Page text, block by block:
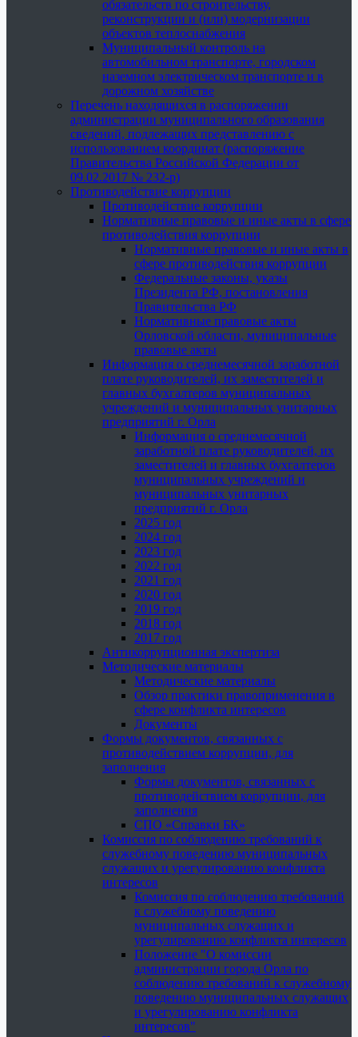
обязательств по строительству,
реконструкции и (или) модернизации
объектов теплоснабжения
Муниципальный контроль на
автомобильном транспорте, городском
наземном электрическом транспорте и в
дорожном хозяйстве
Перечень находящихся в распоряжении
администрации муниципального образования
сведений, подлежащих представлению с
использованием координат (распоряжение
Правительства Российской Федерации от
09.02.2017 № 232-р)
Противодействие коррупции
Противодействие коррупции
Нормативные правовые и иные акты в сфере
противодействия коррупции
Нормативные правовые и иные акты в
сфере противодействия коррупции
Федеральные законы, указы
Президента РФ, постановления
Правительства РФ
Нормативные правовые акты
Орловской области, муниципальные
правовые акты
Информация о среднемесячной заработной
плате руководителей, их заместителей и
главных бухгалтеров муниципальных
учреждений и муниципальных унитарных
предприятий г. Орла
Информация о среднемесячной
заработной плате руководителей, их
заместителей и главных бухгалтеров
муниципальных учреждений и
муниципальных унитарных
предприятий г. Орла
2025 год
2024 год
2023 год
2022 год
2021 год
2020 год
2019 год
2018 год
2017 год
Антикоррупционная экспертиза
Методические материалы
Методические материалы
Обзор практики правоприменения в
сфере конфликта интересов
Документы
Формы документов, связанных с
противодействием коррупции, для
заполнения
Формы документов, связанных с
противодействием коррупции, для
заполнения
СПО «Справки БК»
Комиссия по соблюдению требований к
служебному поведению муниципальных
служащих и урегулированию конфликта
интересов
Комиссия по соблюдению требований
к служебному поведению
муниципальных служащих и
урегулированию конфликта интересов
Положение "О комиссии
администрации города Орла по
соблюдению требований к служебному
поведению муниципальных служащих
и урегулированию конфликта
интересов"